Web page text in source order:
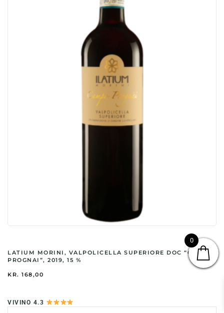
LATIUM MORINI, VALPOLICELLA SUPERIORE DOC “CAMPO
PROGNAI”, 2019, 15 %
KR. 168,00
VIVINO 4.3
0